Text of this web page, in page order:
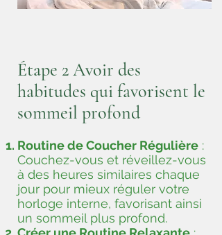
Étape 2 Avoir des
habitudes qui favorisent le
sommeil profond
Routine de Coucher Régulière :
Couchez-vous et réveillez-vous
à des heures similaires chaque
jour pour mieux réguler votre
horloge interne, favorisant ainsi
un sommeil plus profond.